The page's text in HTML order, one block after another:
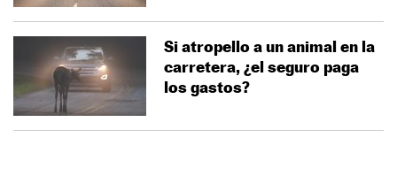
Si atropello a un animal en la
carretera, ¿el seguro paga
los gastos?